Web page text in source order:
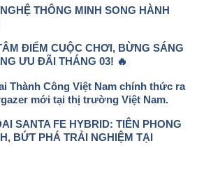
THÔNG MINH SONG HÀNH
ĐIỂM CUỘC CHƠI, BỪNG SÁNG
ƯU ĐÃI THÁNG 03! 🔥
Thành Công Việt Nam chính thức ra
mới tại thị trường Việt Nam.
SANTA FE HYBRID: TIÊN PHONG
BỨT PHÁ TRẢI NGHIỆM TẠI